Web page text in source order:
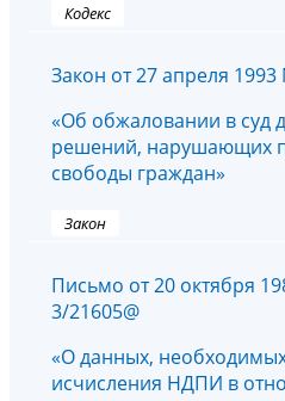
Кодекс
Закон от 27 апреля
«Об обжаловании в суд
решений, нарушающих
свободы граждан»
Закон
Письмо от 20 октября
3/21605@
«О данных,
исчисления НДПИ в